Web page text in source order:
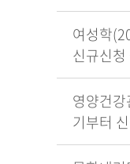
여성학
신규신청
영양건
기부터